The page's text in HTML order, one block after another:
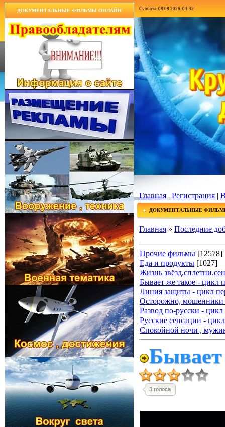
ДОКУМЕНТАЛЬНЫЕ ФИЛЬМЫ ОНЛАЙН Суббота, 08.08.2026, 04:32
Главная|Регистрация |
ДОКУМЕНТАЛЬНЫЕ
Главная » Последние
Прочие фильмы [12578]
Еда и продукты [1027]
Жизнь
Бывает же такое - цикл
Линия защиты - цикл
Осторожно, мошенники
Развод по-русски - цикл
Русские сенсации -
Спокойной ночи ,
Бывает
3 голоса